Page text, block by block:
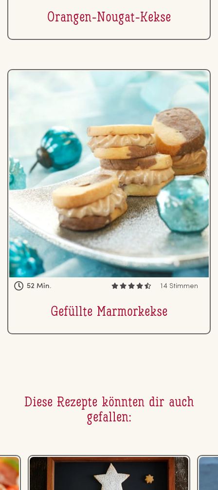
Orangen-Nougat-Kekse
52 Min. 14 Stimmen
Gefüllte Mar­mor­kek­se
Diese Rezepte könnten dir auch
gefallen: